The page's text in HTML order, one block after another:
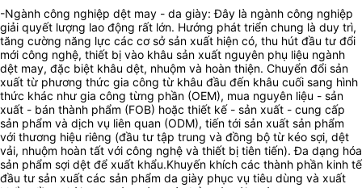
-Ngành công nghiệp dệt may - da giày: Đây là ngành công nghiệp
giải quyết lượng lao động rất lớn. Hướng phát triển chung là duy trì,
tăng cường năng lực các cơ sở sản xuất hiện có, thu hút đầu tư đổi
mới công nghệ, thiết bị vào khâu sản xuất nguyên phụ liệu ngành
dệt may, đặc biệt khâu dệt, nhuộm và hoàn thiện. Chuyển đổi sản
xuất từ phương thức gia công từ khâu đầu đến khâu cuối sang hình
thức khác như gia công từng phần (OEM), mua nguyên liệu - sản
xuất - bán thành phẩm (FOB) hoặc thiết kế - sản xuất - cung cấp
sản phẩm và dịch vụ liên quan (ODM), tiến tới sản xuất sản phẩm
với thương hiệu riêng (đầu tư tập trung và đồng bộ từ kéo sợi, dệt
vải, nhuộm hoàn tất với công nghệ và thiết bị tiên tiến). Đa dạng hóa
sản phẩm sợi dệt để xuất khẩu.Khuyến khích các thành phần kinh tế
đầu tư sản xuất các sản phẩm da giày phục vụ tiêu dùng và xuất